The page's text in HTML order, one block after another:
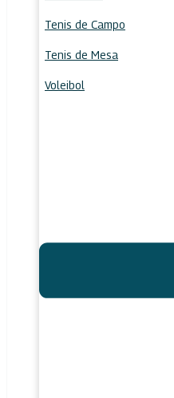
Tenis de Campo
Tenis de Mesa
Voleibol